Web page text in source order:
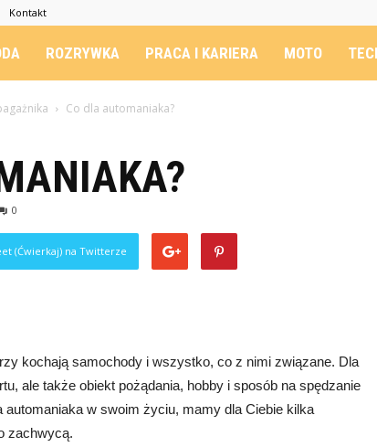
Kontakt
ROZRYWKA PRACA I KARIERA MOTO
Co dla automaniaka?
0
(Ćwierkaj) na Twitterze
kochają samochody i wszystko, co z nimi związane. Dla
ale także obiekt pożądania, hobby i sposób na spędzanie
w swoim życiu, mamy dla Ciebie kilka
zachwycą.